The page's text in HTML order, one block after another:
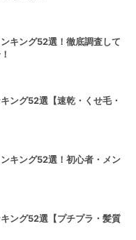
キング52選！徹底調査して
ング52選【速乾・くせ毛・
キング52選！初心者・メン
ング52選【プチプラ・髪質